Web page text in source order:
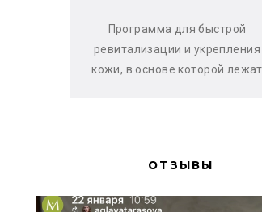
Программа для быстрой
ревитализации и укрепления
кожи, в основе которой лежат
ОТЗЫВЫ